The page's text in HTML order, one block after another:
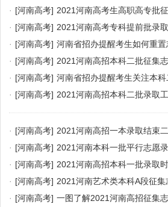
· [河南高考] 2021河南高考生高职高专批
· [河南高考] 2021河南高考专科提前批录
· [河南高考] 河南省招办提醒考生如何重
· [河南高考] 2021河南高招本科二批征集
· [河南高考] 河南省招办提醒考生关注本
· [河南高考] 2021河南高招本科二批录取
· [河南高考] 2021河南高招一本录取结束
· [河南高考] 2021河南本科一批平行志愿
· [河南高考] 2021河南高招本科一批录取
· [河南高考] 2021河南艺术类本科A段征集
· [河南高考] 一图了解2021河南高招征集